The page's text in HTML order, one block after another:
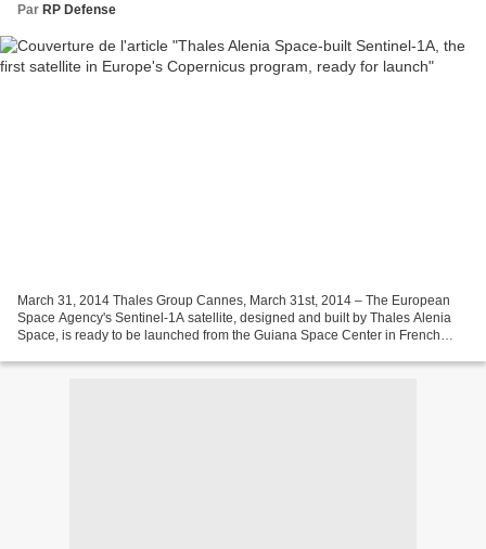
Par RP Defense
March 31, 2014 Thales Group Cannes, March 31st, 2014 – The European
Space Agency's Sentinel-1A satellite, designed and built by Thales Alenia
Space, is ready to be launched from the Guiana Space Center in French